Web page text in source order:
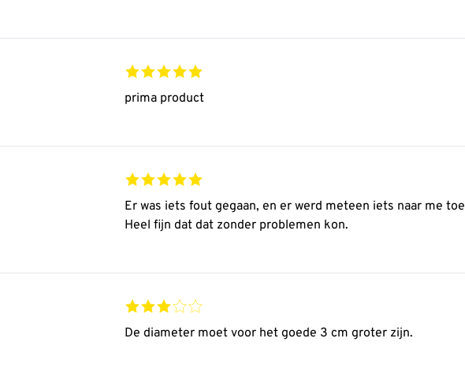
prima product
Er was iets fout gegaan, en er werd meteen iets naar me
Heel fijn dat dat zonder problemen kon.
De diameter moet voor het goede 3 cm groter zijn.